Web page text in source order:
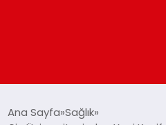
Ana Sayfa Sağlık